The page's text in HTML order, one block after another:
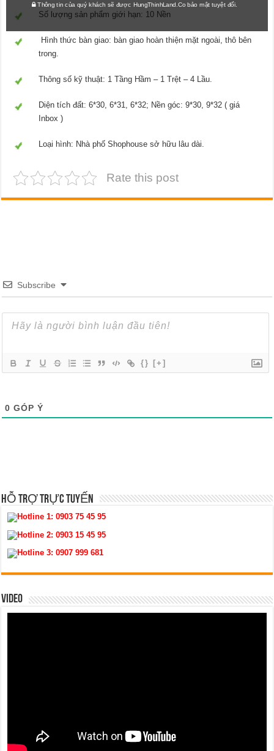
Số lượng sản phẩm giới hạn: 10 Nền
Hình thức bàn giao: bàn giao hoàn thiện mặt ngoài, thô bên
trong.
Thông số kỹ thuật: 1 Tầng Hầm – 1 Trệt – 4 Lầu.
Diện tích đất: 6*30, 6*31, 6*32; Nền góc: 9*30, 9*32 ( giá
Inbox )
Loại hình: Nhà phố Shophouse sở hữu lâu dài.
Rate this post
Subscribe
{} [+]
0 GÓP Ý
HỖ TRỢ TRỰC TUYẾN
Hotline 1:0903 75 45 95
Hotline 2:0903 15 45 95
Hotline 3:0907 999 681
VIDEO
Thông tin của quý khách sẽ được HungThinhLand.Co bảo mật tuyệt đối.